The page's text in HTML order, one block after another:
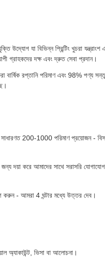
উদ্যোগ যা বিভিন্ন প্রিন্টিং খুচরা যন্ত্রাংশ
গ্রাহকদের দক্ষ এবং দ্রুত সেবা প্রদান।
রপ্তানি পরিমাণ এবং 98% পণ্য
200-1000 পরিমাণ প্রয়োজন -
জন্য দয়া করে আমাদের সাথে সরাসরি
করুন - আমরা 4 ঘন্টার মধ্যে উত্তর দেব।
অ্যাকাউন্ট, ভিসা বা আলোচনা।